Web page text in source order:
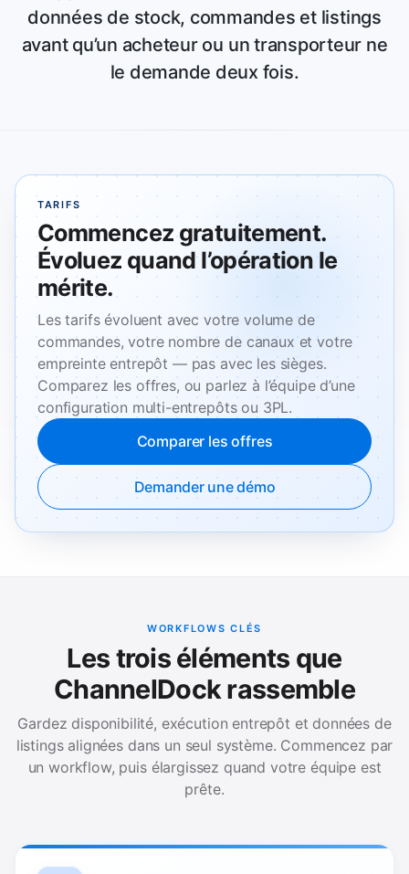
données de stock, commandes et listings
avant qu’un acheteur ou un transporteur ne
le demande deux fois.
TARIFS
Commencez gratuitement.
Évoluez quand l’opération le
mérite.
Les tarifs évoluent avec votre volume de
commandes, votre nombre de canaux et votre
empreinte entrepôt — pas avec les sièges.
Comparez les offres, ou parlez à l’équipe d’une
configuration multi-entrepôts ou 3PL.
Comparer les offres
Demander une démo
WORKFLOWS CLÉS
Les trois éléments que
ChannelDock rassemble
Gardez disponibilité, exécution entrepôt et données de
listings alignées dans un seul système. Commencez par
un workflow, puis élargissez quand votre équipe est
prête.